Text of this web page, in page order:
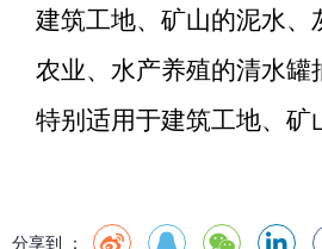
建筑工地、矿山的泥水、
农业、水产养殖的清水罐
特别适用于建筑工地、矿
分享到 ：